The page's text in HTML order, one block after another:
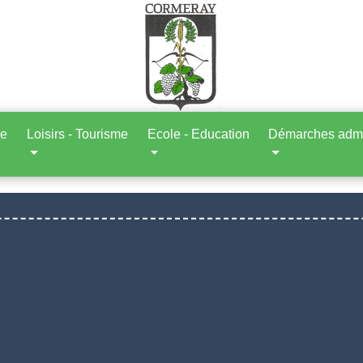
Loisirs - Tourisme Ecole - Education Démarches